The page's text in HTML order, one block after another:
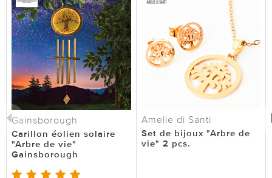
Gainsborough
Carillon éolien solaire
"Arbre de vie"
Gainsborough
Amelie di Santi
Set de bijoux "Arbre de
vie" 2 pcs.